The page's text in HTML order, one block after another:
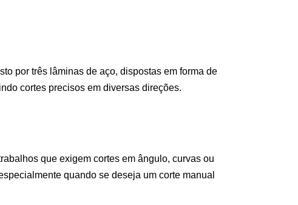
por três lâminas de aço, dispostas em forma de
cortes precisos em diversas direções.
que exigem cortes em ângulo, curvas ou
quando se deseja um corte manual